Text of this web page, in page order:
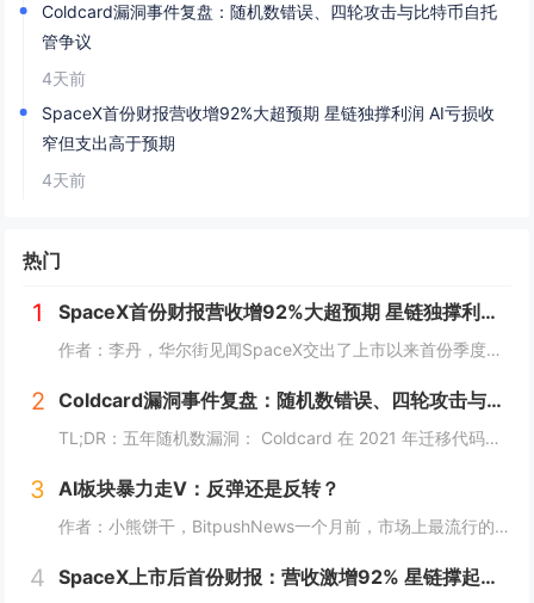
Coldcard漏洞事件复盘：随机数错误、四轮攻击与比特币自托
管争议
4天前
SpaceX首份财报营收增92%大超预期 星链独撑利润 AI亏损收
窄但支出高于预期
4天前
热门
1 SpaceX首份财报营收增92%大超预期 星链独撑利润 AI亏损收窄但支出高于预期
作者：李丹，华尔街见闻SpaceX交出了上市以来首份季度成绩单，核心财务指标明显好于市场预期，AI业务亏损收窄的进展强于预期，但AI相关资本支出高于预期，且预计此后两季此类支出规模不变减少。美东时间4日周二美股盘后，SpaceX公布，截至6...
2 Coldcard漏洞事件复盘：随机数错误、四轮攻击与比特币自托管争议
TL;DR：五年随机数漏洞： Coldcard 在 2021 年迁移代码时，误将钱包种子生成路径接入软件伪随机数生成器，而非预期的硬件随机数生成器，导致部分固件生成的助记词实际搜索空间显著低于设计目标。四轮疑似攻击仍在扩大： Galaxy...
3 AI板块暴力走V：反弹还是反转？
作者：小熊饼干，BitpushNews一个月前，市场上最流行的判断之一，是“AI叙事到头了”。理由听起来很充分：芯片股估值太贵，科技巨头的资本开支越来越像无底洞，收入还没完全跟上，现金流已经先被数据中心、GPU和电力设施吃掉。7月AI资产剧...
4 SpaceX上市后首份财报：营收激增92% 星链撑起基本盘